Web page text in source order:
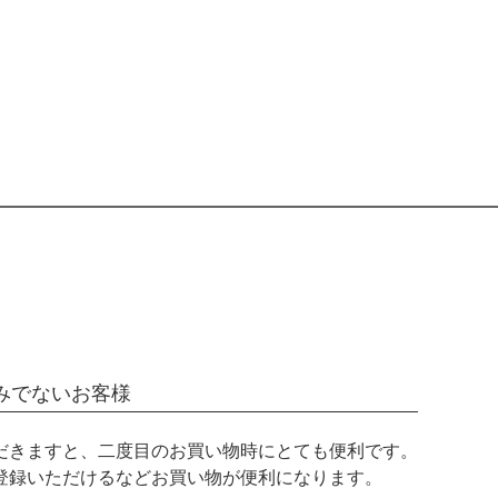
でないお客様
ますと、二度目のお買い物時にとても便利です。
いただけるなどお買い物が便利になります。